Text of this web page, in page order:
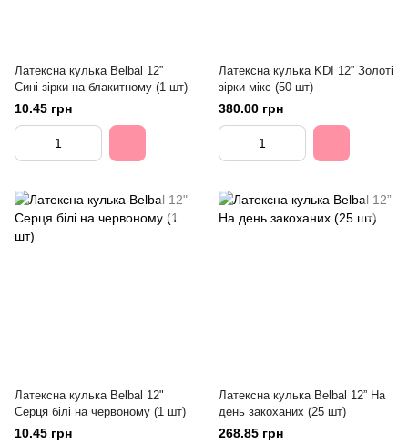
Латексна кулька Belbal 12”
Сині зірки на блакитному (1 шт)
10.45 грн
Латексна кулька KDI 12” Золоті
зірки мікс (50 шт)
380.00 грн
Латексна кулька Belbal 12"
Серця білі на червоному (1 шт)
10.45 грн
Латексна кулька Belbal 12” На
день закоханих (25 шт)
268.85 грн